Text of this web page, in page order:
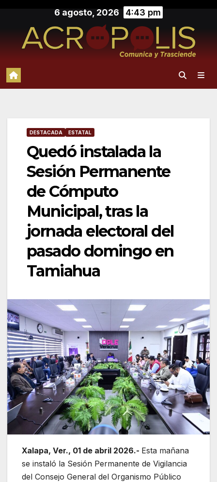
contenido
6 agosto, 2026 4:43 pm
DESTACADA ESTATAL
Quedó instalada la
Sesión Permanente
de Cómputo
Municipal, tras la
jornada electoral del
pasado domingo en
Tamiahua
Xalapa, Ver., 01 de abril 2026.- Esta mañana
se instaló la Sesión Permanente de Vigilancia
del Consejo General del Organismo Público